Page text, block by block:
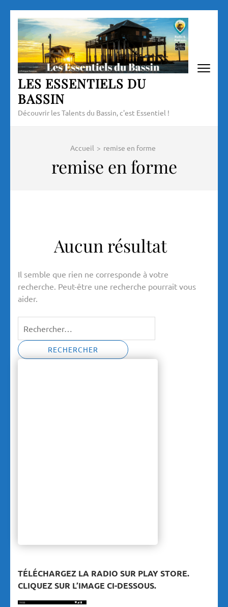
Aller
contenu
(Pressez
Entrée)
LES ESSENTIELS DU
BASSIN
Découvrir les Talents du Bassin, c'est Essentiel !
Accueil > remise en forme
remise en forme
Aucun résultat
Il semble que rien ne corresponde à votre
recherche. Peut-être une recherche pourrait vous
aider.
TÉLÉCHARGEZ LA RADIO SUR PLAY STORE.
CLIQUEZ SUR L’IMAGE CI-DESSOUS.